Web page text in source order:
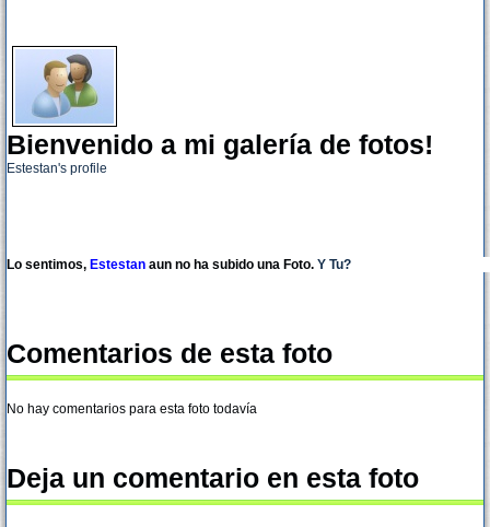
Bienvenido a mi galería de fotos!
Estestan's profile
Lo sentimos, Estestan aun no ha subido una Foto. Y Tu?
Comentarios de esta foto
No hay comentarios para esta foto todavía
Deja un comentario en esta foto